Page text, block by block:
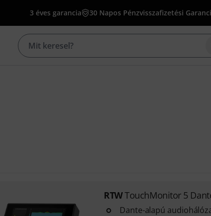
3 éves garancia 30 Napos Pénzvisszafizetési
RTWTouchMonitor 5
Dante-alapú